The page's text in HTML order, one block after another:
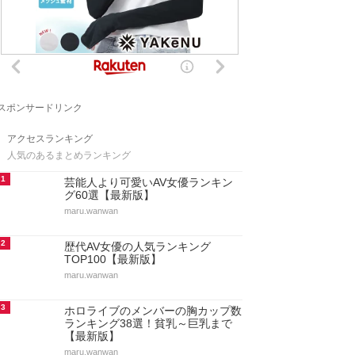
ポンサードリンク
アクセスランキング
人気のあるまとめランキング
1
芸能人より可愛いAV女優ランキン
グ60選【最新版】
maru.wanwan
2
歴代AV女優の人気ランキング
TOP100【最新版】
maru.wanwan
3
ホロライブのメンバーの胸カップ数
ランキング38選！貧乳～巨乳まで
【最新版】
maru.wanwan